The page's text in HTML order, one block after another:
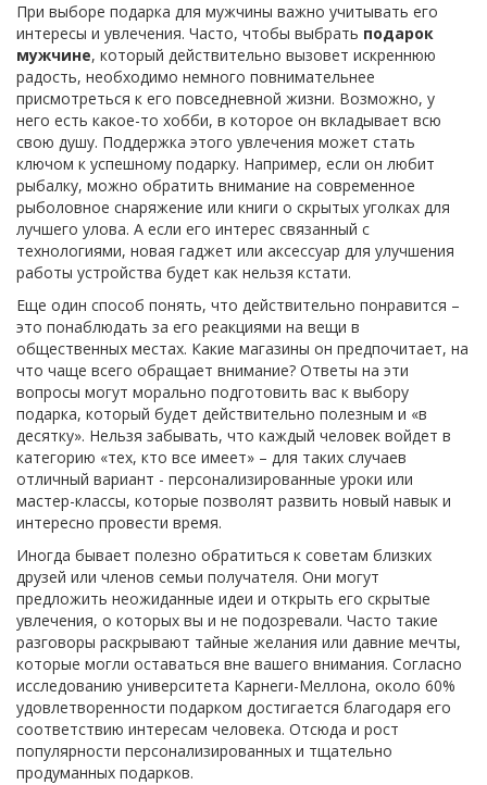
При выборе подарка для мужчины важно учитывать его
интересы и увлечения. Часто, чтобы выбрать подарок
мужчине, который действительно вызовет искреннюю
радость, необходимо немного повнимательнее
присмотреться к его повседневной жизни. Возможно, у
него есть какое-то хобби, в которое он вкладывает всю
свою душу. Поддержка этого увлечения может стать
ключом к успешному подарку. Например, если он любит
рыбалку, можно обратить внимание на современное
рыболовное снаряжение или книги о скрытых уголках для
лучшего улова. А если его интерес связанный с
технологиями, новая гаджет или аксессуар для улучшения
работы устройства будет как нельзя кстати.
Еще один способ понять, что действительно понравится –
это понаблюдать за его реакциями на вещи в
общественных местах. Какие магазины он предпочитает, на
что чаще всего обращает внимание? Ответы на эти
вопросы могут морально подготовить вас к выбору
подарка, который будет действительно полезным и «в
десятку». Нельзя забывать, что каждый человек войдет в
категорию «тех, кто все имеет» – для таких случаев
отличный вариант - персонализированные уроки или
мастер-классы, которые позволят развить новый навык и
интересно провести время.
Иногда бывает полезно обратиться к советам близких
друзей или членов семьи получателя. Они могут
предложить неожиданные идеи и открыть его скрытые
увлечения, о которых вы и не подозревали. Часто такие
разговоры раскрывают тайные желания или давние мечты,
которые могли оставаться вне вашего внимания. Согласно
исследованию университета Карнеги-Меллона, около 60%
удовлетворенности подарком достигается благодаря его
соответствию интересам человека. Отсюда и рост
популярности персонализированных и тщательно
продуманных подарков.